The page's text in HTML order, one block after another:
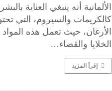
الألمانية أنه ينبغي العناية
كالكريمات والسيروم، التي
الأرغان، حيث تعمل هذه
الخلايا والقضاء…
إقرأ المزيد